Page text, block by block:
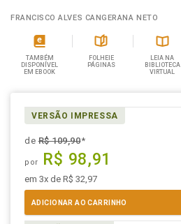
FRANCISCO ALVES CANGERANA NETO
TAMBÉM
DISPONÍVEL
EM EBOOK
FOLHEIE
PÁGINAS
LEIA NA
BIBLIOTECA
VIRTUAL
VERSÃO IMPRESSA
deR$ 109,90*
por R$ 98,91
em 3x de R$ 32,97
ADICIONAR AO CARRINHO